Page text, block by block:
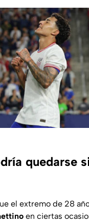
quedarse
el extremo de 28
en ciertas